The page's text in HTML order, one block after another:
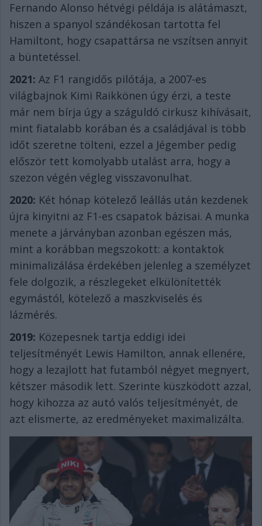
Fernando Alonso hétvégi példája is alátámaszt,
hiszen a spanyol szándékosan tartotta fel
Hamiltont, hogy csapattársa ne vszítsen annyit
a büntetéssel.
2021: Az F1 rangidős pilótája, a 2007-es
világbajnok Kimi Raikkönen úgy érzi, a teste
már nem bírja úgy a száguldó cirkusz kihívásait,
mint fiatalabb korában és a családjával is több
időt szeretne tölteni, ezzel a Jégember pedig
először tett komolyabb utalást arra, hogy a
szezon végén végleg visszavonulhat.
2020: Két hónap kötelező leállás után kezdenek
újra kinyitni az F1-es csapatok bázisai. A munka
menete a járványban azonban egészen más,
mint a korábban megszokott: a kontaktok
minimalizálása érdekében jelenleg a személyzet
fele dolgozik, a részlegeket elkülönítették
egymástól, kötelező a maszkviselés és
lázmérés.
2019: Közepesnek tartja eddigi idei
teljesítményét Lewis Hamilton, annak ellenére,
hogy a lezajlott hat futamból négyet megnyert,
kétszer második lett. Szerinte küszködött azzal,
hogy kihozza az autó valós teljesítményét, de
azt elismerte, az eredményeket maximalizálta.